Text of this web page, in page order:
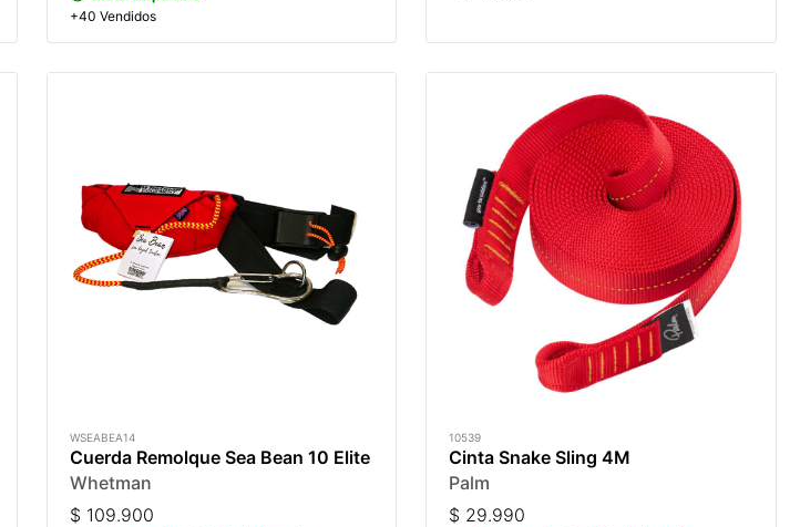
+40 Vendidos
WSEABEA14
Cuerda Remolque Sea Bean 10 Elite
Whetman
$ 109.900
10539
Cinta Snake Sling 4M
Palm
$ 29.990